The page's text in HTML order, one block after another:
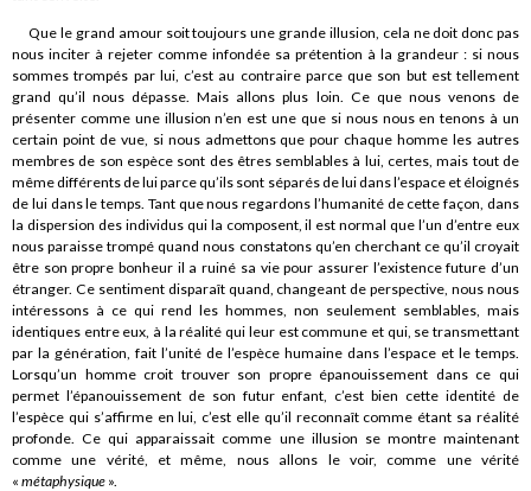
Que le grand amour soit toujours une grande illusion, cela ne doit donc pas
nous inciter à rejeter comme infondée sa prétention à la grandeur : si nous
sommes trompés par lui, c’est au contraire parce que son but est tellement
grand qu’il nous dépasse. Mais allons plus loin. Ce que nous venons de
présenter comme une illusion n’en est une que si nous nous en tenons à un
certain point de vue, si nous admettons que pour chaque homme les autres
membres de son espèce sont des êtres semblables à lui, certes, mais tout de
même différents de lui parce qu’ils sont séparés de lui dans l’espace et éloignés
de lui dans le temps. Tant que nous regardons l’humanité de cette façon, dans
la dispersion des individus qui la composent, il est normal que l’un d’entre eux
nous paraisse trompé quand nous constatons qu’en cherchant ce qu’il croyait
être son propre bonheur il a ruiné sa vie pour assurer l’existence future d’un
étranger. Ce sentiment disparaît quand, changeant de perspective, nous nous
intéressons à ce qui rend les hommes, non seulement semblables, mais
identiques entre eux, à la réalité qui leur est commune et qui, se transmettant
par la génération, fait l’unité de l’espèce humaine dans l’espace et le temps.
Lorsqu’un homme croit trouver son propre épanouissement dans ce qui
permet l’épanouissement de son futur enfant, c’est bien cette identité de
l’espèce qui s’affirme en lui, c’est elle qu’il reconnaît comme étant sa réalité
profonde. Ce qui apparaissait comme une illusion se montre maintenant
comme une vérité, et même, nous allons le voir, comme une vérité
« métaphysique ».